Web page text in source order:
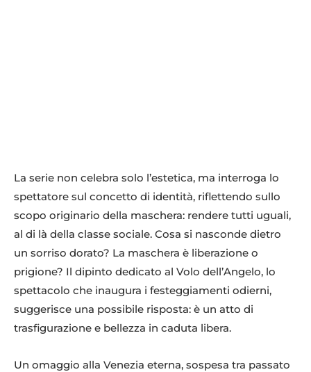
La serie non celebra solo l’estetica, ma interroga lo
spettatore sul concetto di identità, riflettendo sullo
scopo originario della maschera: rendere tutti uguali,
al di là della classe sociale. Cosa si nasconde dietro
un sorriso dorato? La maschera è liberazione o
prigione? Il dipinto dedicato al Volo dell’Angelo, lo
spettacolo che inaugura i festeggiamenti odierni,
suggerisce una possibile risposta: è un atto di
trasfigurazione e bellezza in caduta libera.
Un omaggio alla Venezia eterna, sospesa tra passato